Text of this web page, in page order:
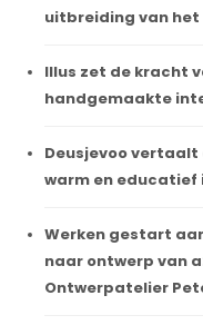
uitbreiding van het
Illus zet de kracht
handgemaakte
Deusjevoo
warm en educatief
Werken gestart
naar ontwerp van
Ontwerpatelier